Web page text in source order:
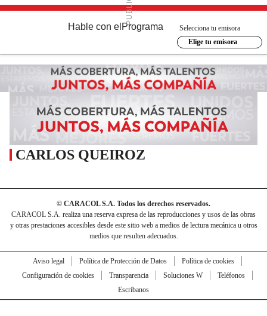
Hable con el Programa
Selecciona tu emisora
Elige tu emisora
CARLOS QUEIROZ
© CARACOL S.A. Todos los derechos reservados.
CARACOL S.A. realiza una reserva expresa de las reproducciones y usos de las obras
y otras prestaciones accesibles desde este sitio web a medios de lectura mecánica u otros
medios que resulten adecuados.
Aviso legal Política de Protección de Datos
Política de cookies
Configuración de cookies
Transparencia Soluciones W
Teléfonos
Escríbanos